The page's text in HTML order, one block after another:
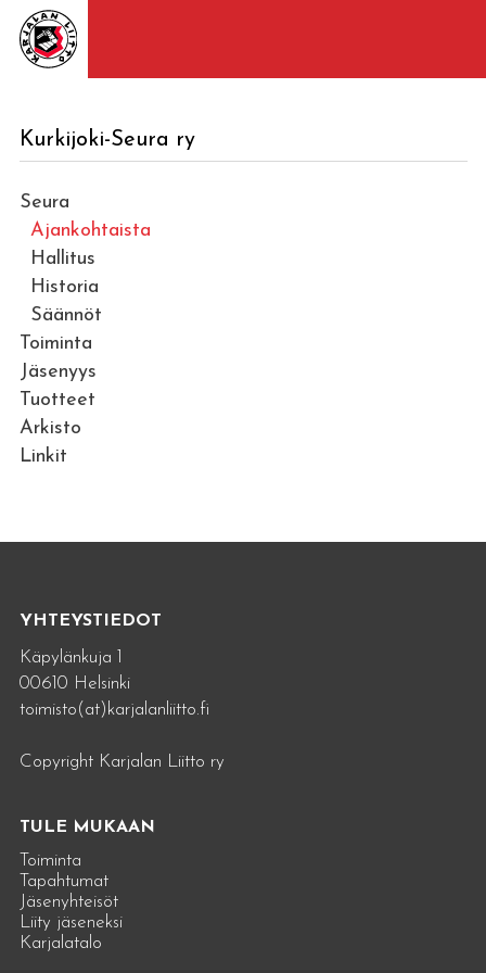
Kurkijoki-Seura ry
Seura
Ajankohtaista
Hallitus
Historia
Säännöt
Toiminta
Jäsenyys
Tuotteet
Arkisto
Linkit
YHTEYSTIEDOT
Käpylänkuja 1
00610 Helsinki
toimisto(at)karjalanliitto.fi
Copyright Karjalan Liitto ry
TULE MUKAAN
Toiminta
Tapahtumat
Jäsenyhteisöt
Liity jäseneksi
Karjalatalo